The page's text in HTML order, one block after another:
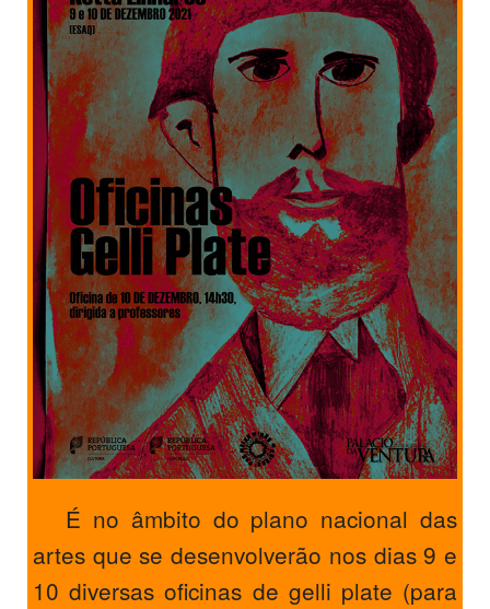
É no âmbito do plano nacional das
artes que se desenvolverão nos dias 9 e
10 diversas oficinas de gelli plate (para